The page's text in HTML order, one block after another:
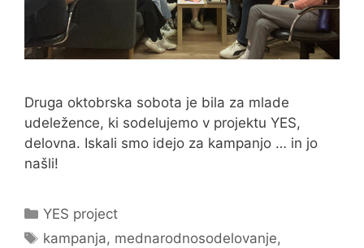
Druga oktobrska sobota je bila za mlade
udeležence, ki sodelujemo v projektu YES,
delovna. Iskali smo idejo za kampanjo … in jo
našli!
Categories
YES project
Tags
kampanja, mednarodnosodelovanje,